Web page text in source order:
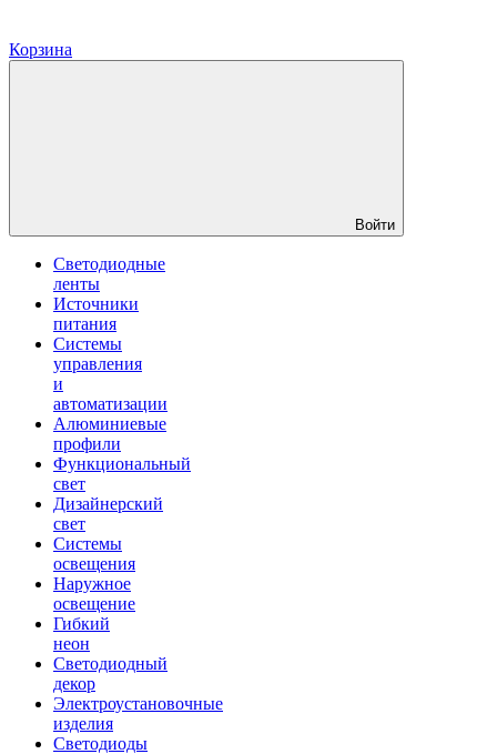
Корзина
Войти
Светодиодные
ленты
Источники
питания
Системы
управления
и
автоматизации
Алюминиевые
профили
Функциональный
свет
Дизайнерский
свет
Системы
освещения
Наружное
освещение
Гибкий
неон
Светодиодный
декор
Электроустановочные
изделия
Светодиоды